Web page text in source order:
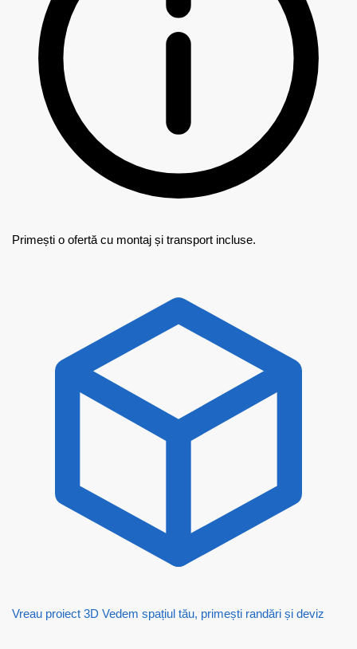
Primești o ofertă cu montaj și transport incluse.
Vreau proiect 3D Vedem spațiul tău, primești randări și deviz